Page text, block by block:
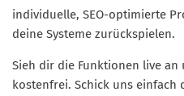
individuelle, SEO-optimierte
deine Systeme zurückspielen.
Sieh dir die Funktionen live
kostenfrei. Schick uns einfach